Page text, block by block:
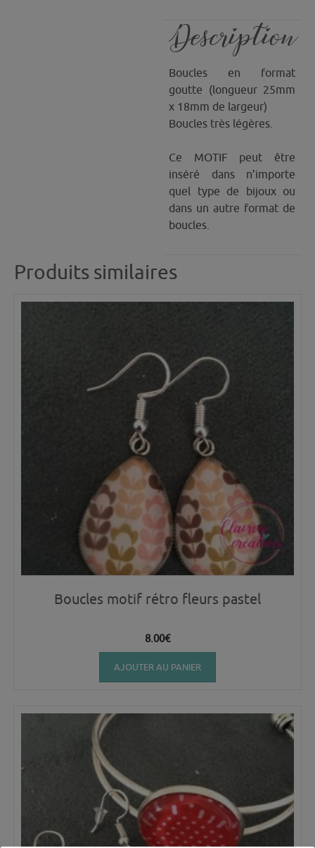
Description
Boucles en format
goutte (longueur 25mm
x 18mm de largeur)
Boucles très légères.
Ce MOTIF peut être
inséré dans n’importe
quel type de bijoux ou
dans un autre format de
boucles.
Produits similaires
Boucles motif rétro fleurs pastel
8.00€
AJOUTER AU PANIER